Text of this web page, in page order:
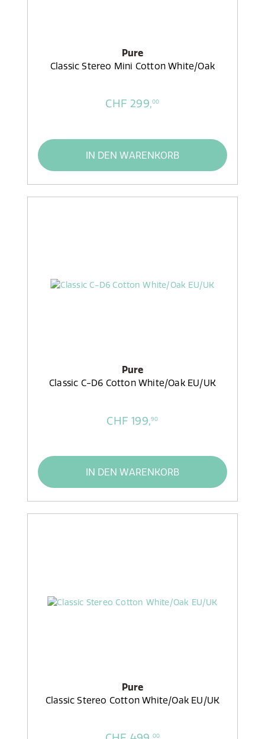
Pure
Classic Stereo Mini Cotton White/Oak
CHF 299,00
IN DEN WARENKORB
Pure
Classic C-D6 Cotton White/Oak EU/UK
CHF 199,90
IN DEN WARENKORB
Pure
Classic Stereo Cotton White/Oak EU/UK
00